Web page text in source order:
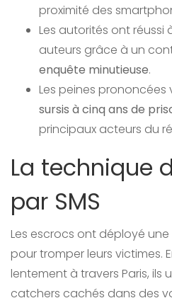
proximité des
Les autorités ont réussi
auteurs grâce à un
enquête minutieuse.
Les peines prononcées
sursis à cinq ans de
principaux acteurs du
La technique
par SMS
Les escrocs ont déployé
pour tromper leurs victimes.
lentement à travers Paris, ils
catchers cachés dans des